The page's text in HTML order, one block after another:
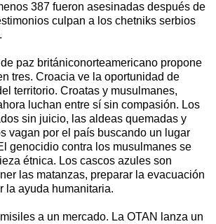
387 fueron asesinadas después de
culpan a los chetniks serbios
paz britániconorteamericano propone
tres. Croacia ve la oportunidad de
territorio. Croatas y musulmanes,
luchan entre sí sin compasión. Los
sin juicio, las aldeas quemadas y
vagan por el país buscando un lugar
genocidio contra los musulmanes se
étnica. Los cascos azules son
las matanzas, preparar la evacuación
la ayuda humanitaria.
a un mercado. La OTAN lanza un